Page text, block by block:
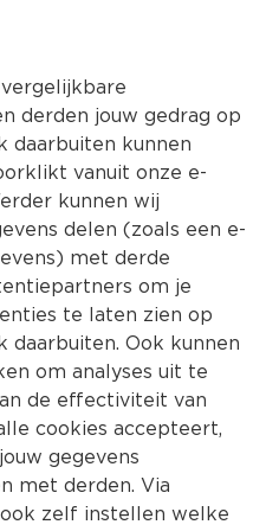
Kies jouw
derden jouw gedrag op
daarbuiten kunnen
vanuit onze e-
kunnen wij
delen (zoals een e-
met derde
om je
te laten zien op
daarbuiten. Ook kunnen
om analyses uit te
de effectiviteit van
cookies accepteert,
gegevens
met derden. Via
zelf instellen welke